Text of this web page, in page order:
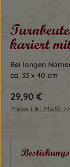
kariert
Bei langen
ca. 33 x 40 cm
Regulärer Preis:
29,90 €
Preise inkl. MwSt.